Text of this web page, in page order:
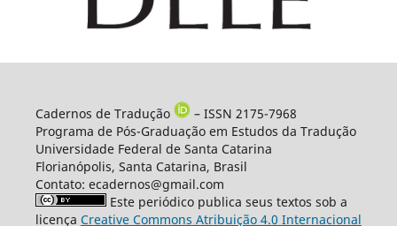
Cadernos de Tradução
– ISSN 2175-7968
Programa de Pós-Graduação em Estudos da Tradução
Universidade Federal de Santa Catarina
Florianópolis, Santa Catarina, Brasil
Contato: ecadernos@gmail.com
Este periódico publica seus textos sob a
licença Creative Commons Atribuição 4.0 Internacional